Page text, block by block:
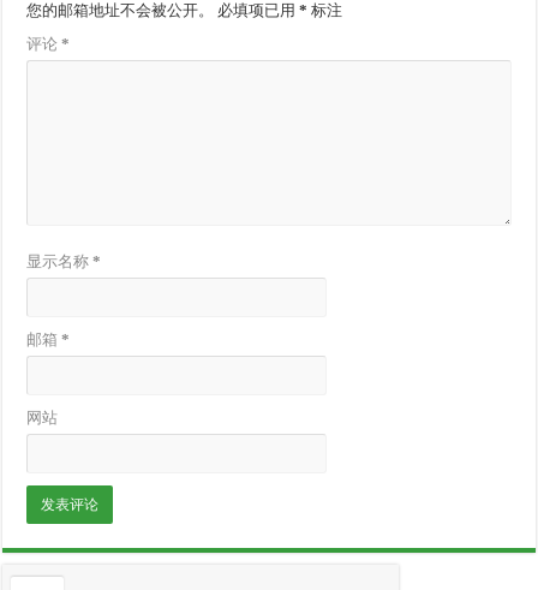
您的邮箱地址不会被公开。 必填项已用* 标注
评论*
显示名称*
邮箱*
网站